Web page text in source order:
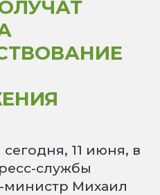
11 июня, в
службы
Михаил